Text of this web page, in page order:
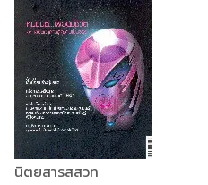
นิตยสารสสวท